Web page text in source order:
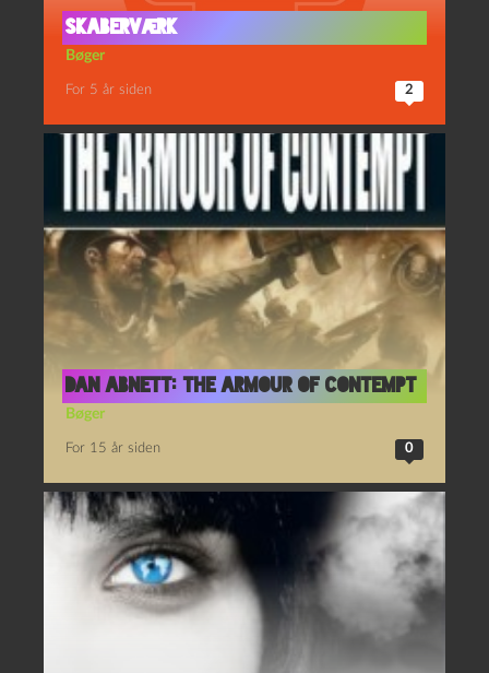
Skaberværk
Bøger
For 5 år siden 2
Dan Abnett: The Armour of Contempt
Bøger
For 15 år siden 0